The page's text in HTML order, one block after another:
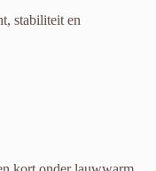
stabiliteit en